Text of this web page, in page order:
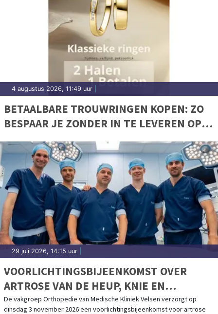
4 augustus 2026, 11:49 uur
BETAALBARE TROUWRINGEN KOPEN: ZO
BESPAAR JE ZONDER IN TE LEVEREN OP
29 juli 2026, 14:15 uur
VOORLICHTINGSBIJEENKOMST OVER
ARTROSE VAN DE HEUP, KNIE EN
SCHOUDER IN MEDISCHE KLINIEK VELSEN
De vakgroep Orthopedie van Medische Kliniek Velsen verzorgt op
dinsdag 3 november 2026 een voorlichtingsbijeenkomst voor artrose